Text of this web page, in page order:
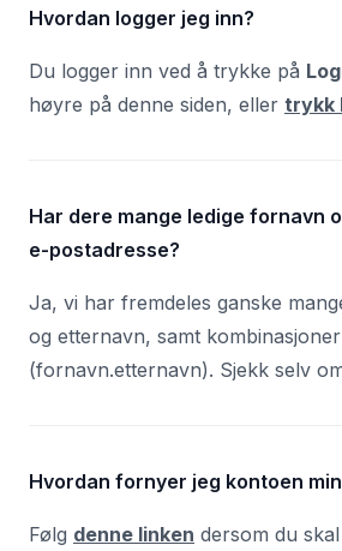
Hvordan logger jeg inn?
Du logger inn ved å trykke på
høyre på denne siden, eller trykk
Har dere mange ledige fornavn
e-postadresse?
Ja, vi har fremdeles ganske
og etternavn, samt
(fornavn.etternavn). Sjekk selv
Hvordan fornyer jeg kontoen
Følg denne linken dersom du